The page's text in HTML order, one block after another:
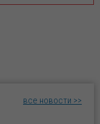
все новости >>
новым
Реализуем